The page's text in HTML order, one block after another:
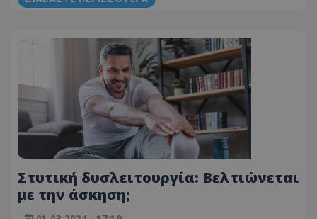
Στυτική δυσλειτουργία: Βελτιώνεται
με την άσκηση;